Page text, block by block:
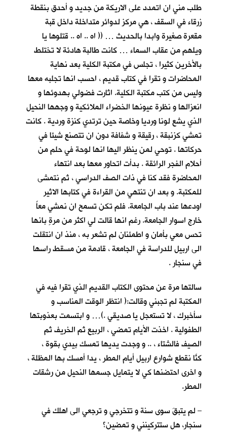
طلب مني ان اتمدد على الاريكة من جديد و أحدق بنقطة
زرقاء في السقف ، هي مركز لدوائر متداخلة داخل قبة
مقعرة صغيرة وابدا بالحديث … (( اه .. اه .. قتلوها يا
ويلهم من عقاب السماء … كانت طالبة هادئة لا تختلط
بالأخرين كثيرا ، تجلس في مكتبة الكلية بعد نهاية
المحاضرات و تقرا في كتاب قديم ، احسب انها تجلبه معها
وليس من كتب مكتبة الكلية. اثارت فضولي بهدوئها و
انعزالها و نظرة عيونها الخضراء الملائكية و وجهها النحيل
الذي يشع لونا ورديا وخاصة حين ترتدي كنزة وردية . كانت
تمشي كزنبقة ، رقيقة و شفافة دون ان تتصنع شيئا في
حركاتها . توحي لمن ينظر اليها انها لوحة في حلم من
أحلام الفجر الرائقة . بدأت اتحاور معها بعد انتهاء
المحاضرة فقد كنا في ذات الصف الدراسي ، ثم نتمشى
للمكتبة. و بعد ان تنتهي من القراءة في كتابها الاثير
اودعها عند باب الجامعة. فلم تكن تسمح ان نمشي معاً
خارج اسوار الجامعة. رغم انها قالت لي اكثر من مرةٍ بانها
تحس معي بأمان و اطمئنان لم تشعر به ، منذ ان انتقلت
الى اربيل للدراسة في الجامعة ، قادمة من مسقط راسها
في سنجار .
سالتها مرة عن محتوى الكتاب القديم الذي تقرا فيه في
المكتبة لم تجبني وقالت:( انتظر الوقت المناسب و
سأخبرك ، لا تستعجل يا صديقي .)… و ابتسمت بعذوبتها
الطفولية . اخذت الأيام تمضي ، الربيع ثم الخريف ثم
الصيف فالشتاء ، .. و وجدت يديها تمسك بيدي بقوة ،
كنّا نقطع شوارع اربيل أيام المطر ، يداً أمسك بها المظلة ،
و اخرى احتضنها كي لا يتمايل جسمها النحيل من رشقات
المطر.
– لم يتبقَ سوى سنة و تتخرجي و ترجعي الى اهلك في
سنجار، هل ستتركينني و تمضين؟